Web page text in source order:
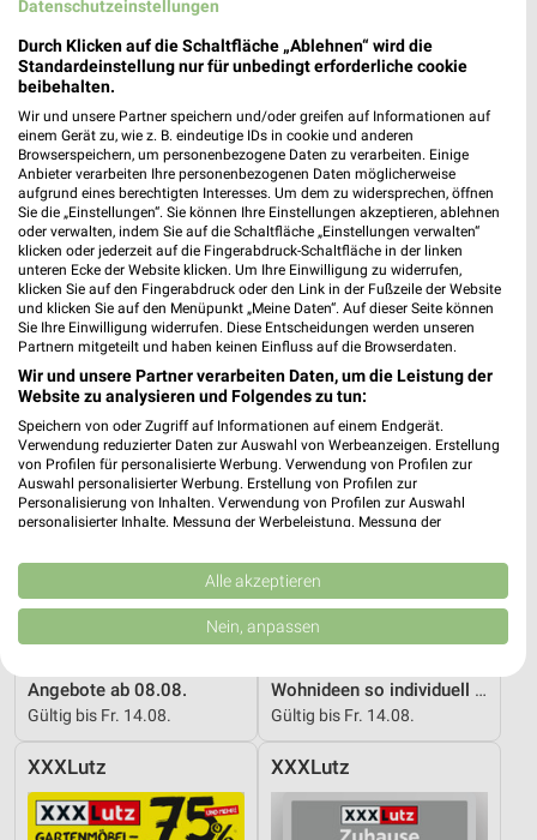
40 km
Wohnenpreishits
Gültig bis Fr. 14.08.
40 km
Küchen Preishits!
Gültig bis Fr. 21.08.
XXXLutz
Angebote ab 08.08.
Gültig bis Fr. 14.08.
XXXLutz
Wohnideen so individuell wie du!
Gültig bis Fr. 14.08.
XXXLutz XXXLutz
Datenschutzeinstellungen
Durch Klicken auf die Schaltfläche „Ablehnen“ wird die
Standardeinstellung nur für unbedingt erforderliche cookie
beibehalten.
Wir und unsere Partner speichern und/oder greifen auf Informationen auf
einem Gerät zu, wie z. B. eindeutige IDs in cookie und anderen
Browserspeichern, um personenbezogene Daten zu verarbeiten. Einige
Anbieter verarbeiten Ihre personenbezogenen Daten möglicherweise
aufgrund eines berechtigten Interesses. Um dem zu widersprechen, öffnen
Sie die „Einstellungen“. Sie können Ihre Einstellungen akzeptieren, ablehnen
oder verwalten, indem Sie auf die Schaltfläche „Einstellungen verwalten“
klicken oder jederzeit auf die Fingerabdruck-Schaltfläche in der linken
unteren Ecke der Website klicken. Um Ihre Einwilligung zu widerrufen,
klicken Sie auf den Fingerabdruck oder den Link in der Fußzeile der Website
und klicken Sie auf den Menüpunkt „Meine Daten“. Auf dieser Seite können
Sie Ihre Einwilligung widerrufen. Diese Entscheidungen werden unseren
Partnern mitgeteilt und haben keinen Einfluss auf die Browserdaten.
Wir und unsere Partner verarbeiten Daten, um die Leistung der
Website zu analysieren und Folgendes zu tun:
Speichern von oder Zugriff auf Informationen auf einem Endgerät.
Verwendung reduzierter Daten zur Auswahl von Werbeanzeigen. Erstellung
von Profilen für personalisierte Werbung. Verwendung von Profilen zur
Auswahl personalisierter Werbung. Erstellung von Profilen zur
Personalisierung von Inhalten. Verwendung von Profilen zur Auswahl
personalisierter Inhalte. Messung der Werbeleistung. Messung der
Kombinationen von Daten aus verschiedenen Quellen. Entwicklung und
Verbesserung der Angebote. Verwendung reduzierter Daten zur Auswahl
von Inhalten.
Daten können außerhalb der Europäischen Union weitergegeben und in die
USA gesendet werden.
Website/App.
Partnerliste anzeigen (1 IAB-Anbieter)
IAB-Verarbeitungszwecke:
Speichern von oder Zugriff auf Informationen
auf einem Endgerät
Alle akzeptieren
Nein, anpassen